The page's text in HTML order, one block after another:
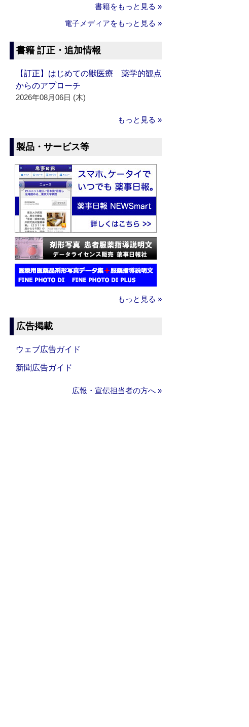
書籍をもっと見る »
電子メディアをもっと見る »
書籍 訂正・追加情報
【訂正】はじめての獣医療 薬学的観点
からのアプローチ
2026年08月06日 (木)
もっと見る »
製品・サービス等
もっと見る »
広告掲載
ウェブ広告ガイド
新聞広告ガイド
広報・宣伝担当者の方へ »